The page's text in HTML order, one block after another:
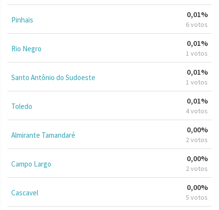
Pinhais
0,01%
6 votos
Rio Negro
0,01%
1 votos
Santo Antônio do Sudoeste
0,01%
1 votos
Toledo
0,01%
4 votos
Almirante Tamandaré
0,00%
2 votos
Campo Largo
0,00%
2 votos
Cascavel
0,00%
5 votos